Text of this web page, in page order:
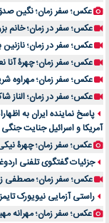
عکس؛ سفر زمان؛ نگین صدق گویا در 34 سالگی در
عکس؛ سفر در زمان؛ خانم
عکس؛ سفر در زمان؛ نازنین بیاتی در 25 سالگی و در
عکس؛ سفر زمان؛ چهرۀ آنا نعمتی 22 ساله در دومین
عکس؛ سفر زمان؛ مهراوه شریفی‌نیا در 8 سالگی در
عکس؛ سفر در زمان؛ الناز شاکردوست در 20 سالگی و
پاسخ نماینده ایران به
آمریکا و اسرائیل جنایت
عکس؛ سفر زمان؛ چهرۀ نیکی کریمی 32 ساله در
جزئیات گفتگوی تلفنی
عکس؛ سفر زمان؛ مصطفی زمانی 27 ساله در چهارمین فیلمش در کنار
راستی آزمایی نیویورک
عکس؛ سفر زمان؛ مهرانه